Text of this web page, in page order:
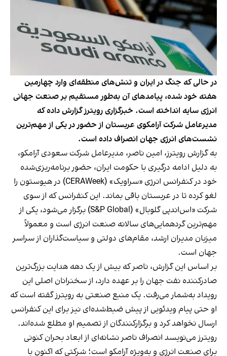
در حالی که جنگ در ایران و تنش‌های منطقه‌ای وارد چهارمین
هفته خود شده، پیامدهای آن به‌طور مستقیم بر صنعت جهانی
انرژی سایه انداخته است. خبرگزاری رویترز گزارش داده که
مدیرعامل شرکت آرامکوی عربستان از حضور در یکی از مهم‌ترین
نشست‌های انرژی جهان انصراف داده است.
به گزارش رویترز، امین ناصر، مدیرعامل شرکت سعودی آرامکو،
به دلیل ادامه درگیری با حکومت ایران، حضور برنامه‌ریزی‌شده
خود در کنفرانس انرژی «سراویک» (CERAWeek) در هیوستون را
لغو کرده تا در عربستان باقی بماند. این کنفرانس که از سوی
شرکت «اس‌اند‌پی گلوبال» (S&P Global) برگزار می‌شود، یکی از
مهم‌ترین گردهمایی‌های سالانه صنعت انرژی است و معمولاً
میزبان مدیران ارشد، مقام‌های دولتی و سیاست‌گذاران از سراسر
جهان است.
بر اساس این گزارش، ناصر که بیش از یک دهه هدایت بزرگ‌ترین
صادرکننده نفت جهان را بر عهده دارد، از سخنرانان اصلی این
رویداد به‌شمار می‌رفت. یک منبع صنعتی به رویترز گفته است که
او حتی پیام ویدئویی از پیش ضبط‌شده‌ای نیز برای این کنفرانس
ارسال نخواهد کرد و برگزارکنندگان از تصمیم او مطلع شده‌اند.
رویترز می‌نویسد انصراف ناصر نشانه‌ای از ابعاد بحران کنونی
برای صنعت انرژی و به‌ویژه آرامکو است؛ شرکتی که اکنون با